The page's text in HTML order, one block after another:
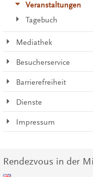
Veranstaltungen
Tagebuch
Mediathek
Besucherservice
Barrierefreiheit
Dienste
Impressum
Rendezvous in der